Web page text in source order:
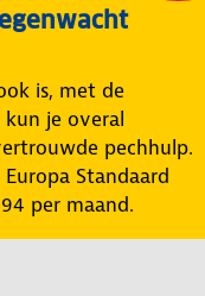
is, met de
je overal
pechhulp.
Standaard
per maand.